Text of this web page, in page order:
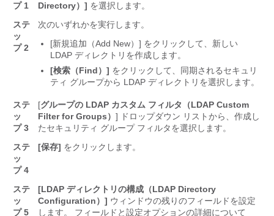
プ 1
Directory）] を選択します。
ステ
ッ
プ 2
次のいずれかを実行します。
[新規追加（Add New）] をクリックして、新しい
LDAP ディレクトリを作成します。
[検索（Find）] をクリックして、同期されるセキュリ
ティ グループから LDAP ディレクトリを選択します。
ステ
ッ
プ 3
[グループの LDAP カスタム フィルタ（LDAP Custom
Filter for Groups） ] ドロップダウン リストから、作成し
たセキュリティ グループ フィルタを選択します。
ステ
ッ
プ 4
[保存] をクリックします。
ステ
ッ
プ 5
[LDAP ディレクトリの構成（LDAP Directory
Configuration）] ウィンドウの残りのフィールドを設定
します。 フィールドと設定オプションの詳細について